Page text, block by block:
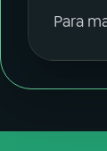
Para